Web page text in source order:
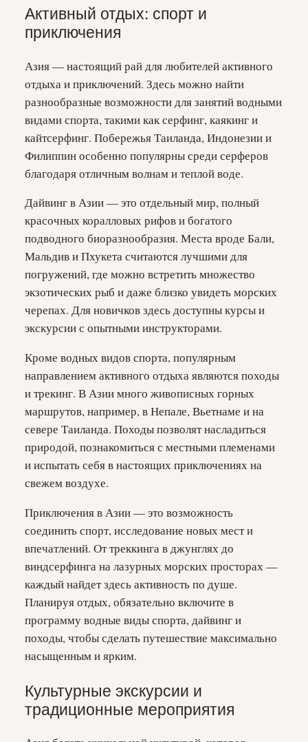
Активный отдых: спорт и
приключения
Азия — настоящий рай для любителей активного
отдыха и приключений. Здесь можно найти
разнообразные возможности для занятий водными
видами спорта, такими как серфинг, каякинг и
кайтсерфинг. Побережья Таиланда, Индонезии и
Филиппин особенно популярны среди серферов
благодаря отличным волнам и теплой воде.
Дайвинг в Азии — это отдельный мир, полный
красочных коралловых рифов и богатого
подводного биоразнообразия. Места вроде Бали,
Мальдив и Пхукета считаются лучшими для
погружений, где можно встретить множество
экзотических рыб и даже близко увидеть морских
черепах. Для новичков здесь доступны курсы и
экскурсии с опытными инструкторами.
Кроме водных видов спорта, популярным
направлением активного отдыха являются походы
и трекинг. В Азии много живописных горных
маршрутов, например, в Непале, Вьетнаме и на
севере Таиланда. Походы позволят насладиться
природой, познакомиться с местными племенами
и испытать себя в настоящих приключениях на
свежем воздухе.
Приключения в Азии — это возможность
соединить спорт, исследование новых мест и
впечатлений. От треккинга в джунглях до
виндсерфинга на лазурных морских просторах —
каждый найдет здесь активность по душе.
Планируя отдых, обязательно включите в
программу водные виды спорта, дайвинг и
походы, чтобы сделать путешествие максимально
насыщенным и ярким.
Культурные экскурсии и
традиционные мероприятия